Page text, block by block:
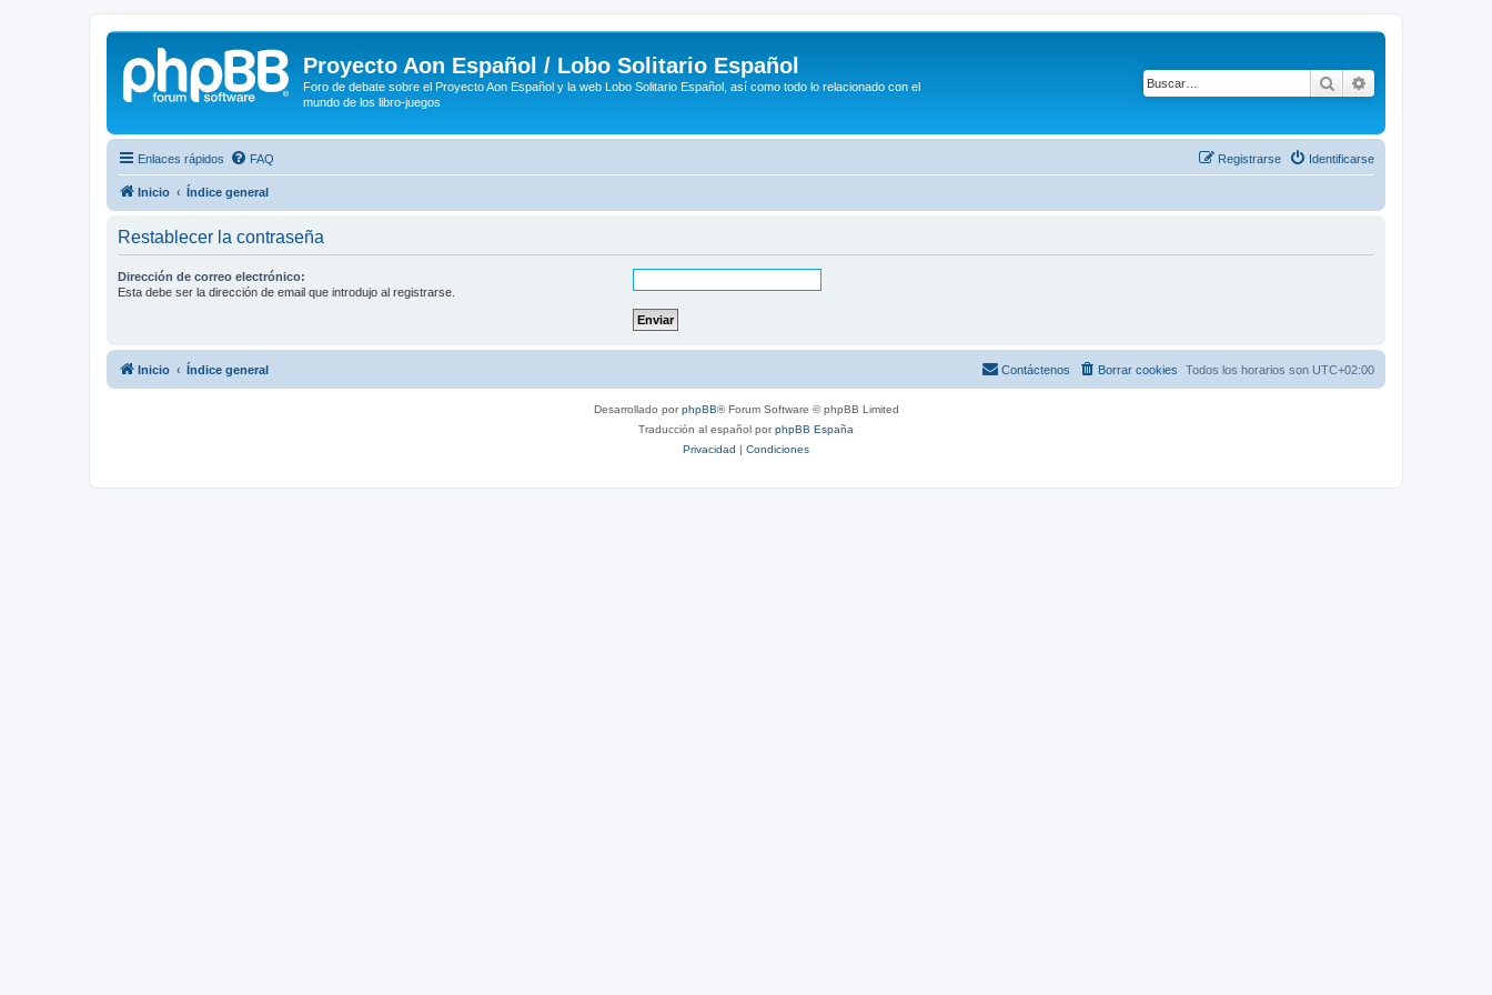
Proyecto Aon Español / Lobo Solitario Español
Foro de debate sobre el Proyecto Aon Español y la web Lobo Solitario Español, así como todo lo relacionado con el
mundo de los libro-juegos
Buscar
Enlaces rápidos FAQ Identificarse
Registrarse
Inicio Índice general
Restablecer la contraseña
Dirección de correo electrónico:
Esta debe ser la dirección de email que introdujo al registrarse.
Inicio Índice general Todos los horarios son UTC+02:00
Borrar cookies
Contáctenos
Desarrollado porphpBB® Forum Software © phpBB Limited
Traducción al español porphpBB España
Privacidad | Condiciones